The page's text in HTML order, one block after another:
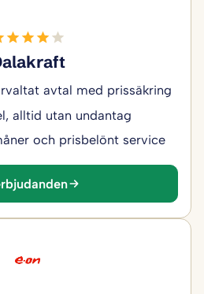
avtal med prissäkring
alltid utan undantag
och prisbelönt service